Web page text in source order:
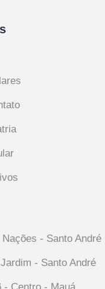
- Santo André
- Santo André
- Centro - Mauá